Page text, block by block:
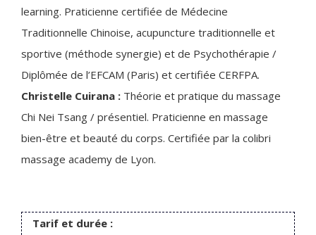
learning. Praticienne certifiée de Médecine
Traditionnelle Chinoise, acupuncture traditionnelle et
sportive (méthode synergie) et de Psychothérapie /
Diplômée de l’EFCAM (Paris) et certifiée CERFPA.
Christelle Cuirana : Théorie et pratique du massage
Chi Nei Tsang / présentiel. Praticienne en massage
bien-être et beauté du corps. Certifiée par la colibri
massage academy de Lyon.
Tarif et durée :